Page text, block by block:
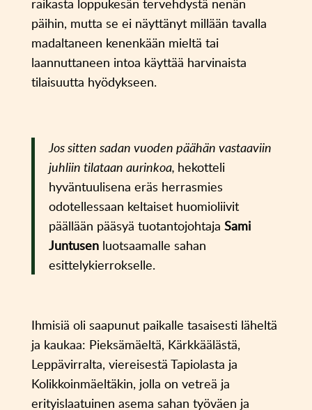
raikasta loppukesän tervehdystä nenän
päihin, mutta se ei näyttänyt millään tavalla
madaltaneen kenenkään mieltä tai
laannuttaneen intoa käyttää harvinaista
tilaisuutta hyödykseen.
Jos sitten sadan vuoden päähän vastaaviin
juhliin tilataan aurinkoa, hekotteli
hyväntuulisena eräs herrasmies
odotellessaan keltaiset huomioliivit
päällään pääsyä tuotantojohtaja Sami
Juntusenluotsaamalle sahan
esittelykierrokselle.
Ihmisiä oli saapunut paikalle tasaisesti läheltä
ja kaukaa: Pieksämäeltä, Kärkkäälästä,
Leppävirralta, viereisestä Tapiolasta ja
Kolikkoinmäeltäkin, jolla on vetreä ja
erityislaatuinen asema sahan työväen ja